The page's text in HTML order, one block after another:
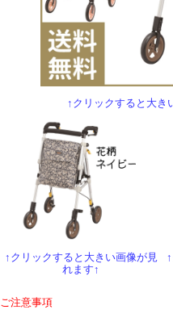
↑クリックすると大き
↑クリックすると大きい画像が見
れます↑
ご注意事項